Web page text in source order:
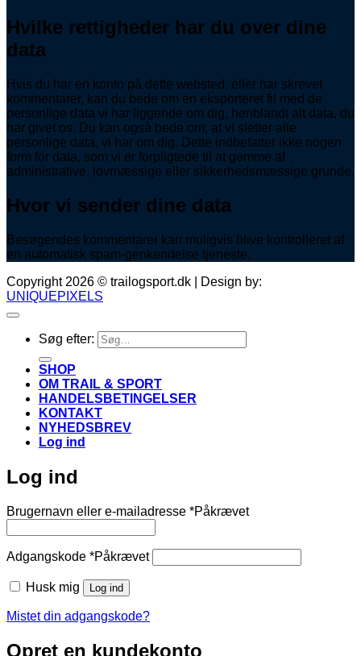
Hvilke rettigheder har du over dine
data
Hvis du har en konto på dette websted, eller har skrevet
kommentarer, kan du bede om en eksporteret fil med de
personlige data vi har liggende om dig, heriblandt alt data, du
har givet os. Du kan også bede om, at vi sletter alle
personlige data, vi har om dig. Dette indbefatter ikke nogen
form for data, som vi er forpligtede til at gemme af
administrative, lovmæssige eller sikkerhedsmæssige grunde.
Hvor vi sender dine data
Besøgendes kommentarer kan muligvis blive kontrolleret af
en automatisk spam-genkendelse tjeneste.
Copyright 2026 © trailogsport.dk | Design by:
UNIQUEPIXELS
Søg efter:
SHOP
OM TRAIL & SPORT
HANDELSBETINGELSER
KONTAKT
NYHEDSBREV
Log ind
Log ind
Brugernavn eller e-mailadresse *Påkrævet
Adgangskode *Påkrævet
Husk mig Log ind
Mistet din adgangskode?
Opret en kundekonto